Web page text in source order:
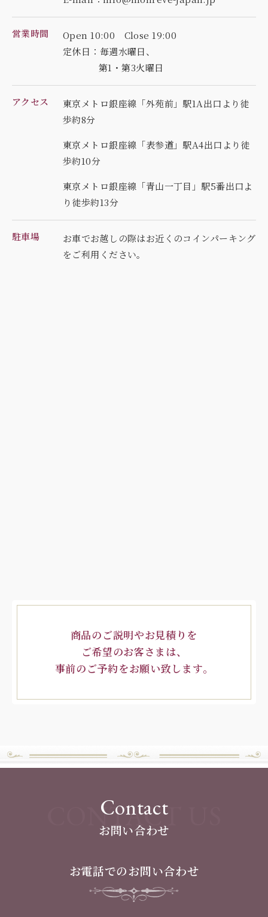
営業時間
Open 10:00 Close 19:00
定休日：毎週水曜日、
第1・第3火曜日
アクセス
東京メトロ銀座線「外苑前」駅1A出口より徒
歩約8分
東京メトロ銀座線「表参道」駅A4出口より徒
歩約10分
東京メトロ銀座線「青山一丁目」駅5番出口よ
り徒歩約13分
駐車場
お車でお越しの際はお近くのコインパーキング
をご利用ください。
商品のご説明やお見積りを
ご希望のお客さまは、
事前のご予約をお願い致します。
Contact
お問い合わせ
CONTACT US
お電話でのお問い合わせ